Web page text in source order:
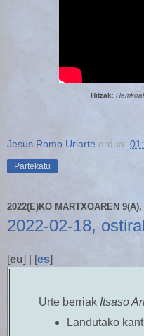
Hitzak:
Jesus Romo Uriarte ordua:
Partekatu
2022(E)KO MARTXOAREN
2022-02-18,
[eu] | [es]
Urte berriak Itsaso
Landutako